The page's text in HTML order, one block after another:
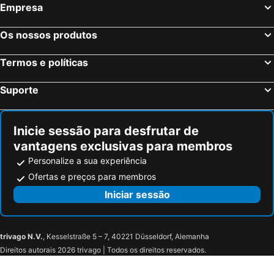
Nice, Provença-Alpes-Costa Azul Hotéis
Estrasburgo, Alsácia Hotéis
Bordéus, Aquitânia Hotéis
Magny le Hongre, França Hotéis
Empresa
Os nossos produtos
Termos e políticas
Suporte
Inicie sessão para desfrutar de
vantagens exclusivas para membros
Personalize a sua experiência
Ofertas e preços para membros
Iniciar sessão
trivago N.V., Kesselstraße 5 – 7, 40221 Düsseldorf, Alemanha
Direitos autorais 2026 trivago | Todos os direitos reservados.